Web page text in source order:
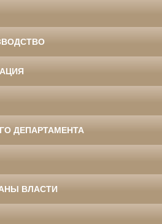
ДЕПАРТАМЕНТА
ВЛАСТИ